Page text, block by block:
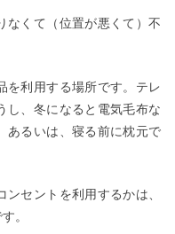
なくて（位置が悪くて）不
を利用する場所です。テレ
し、冬になると電気毛布な
あるいは、寝る前に枕元で
セントを利用するかは、
。